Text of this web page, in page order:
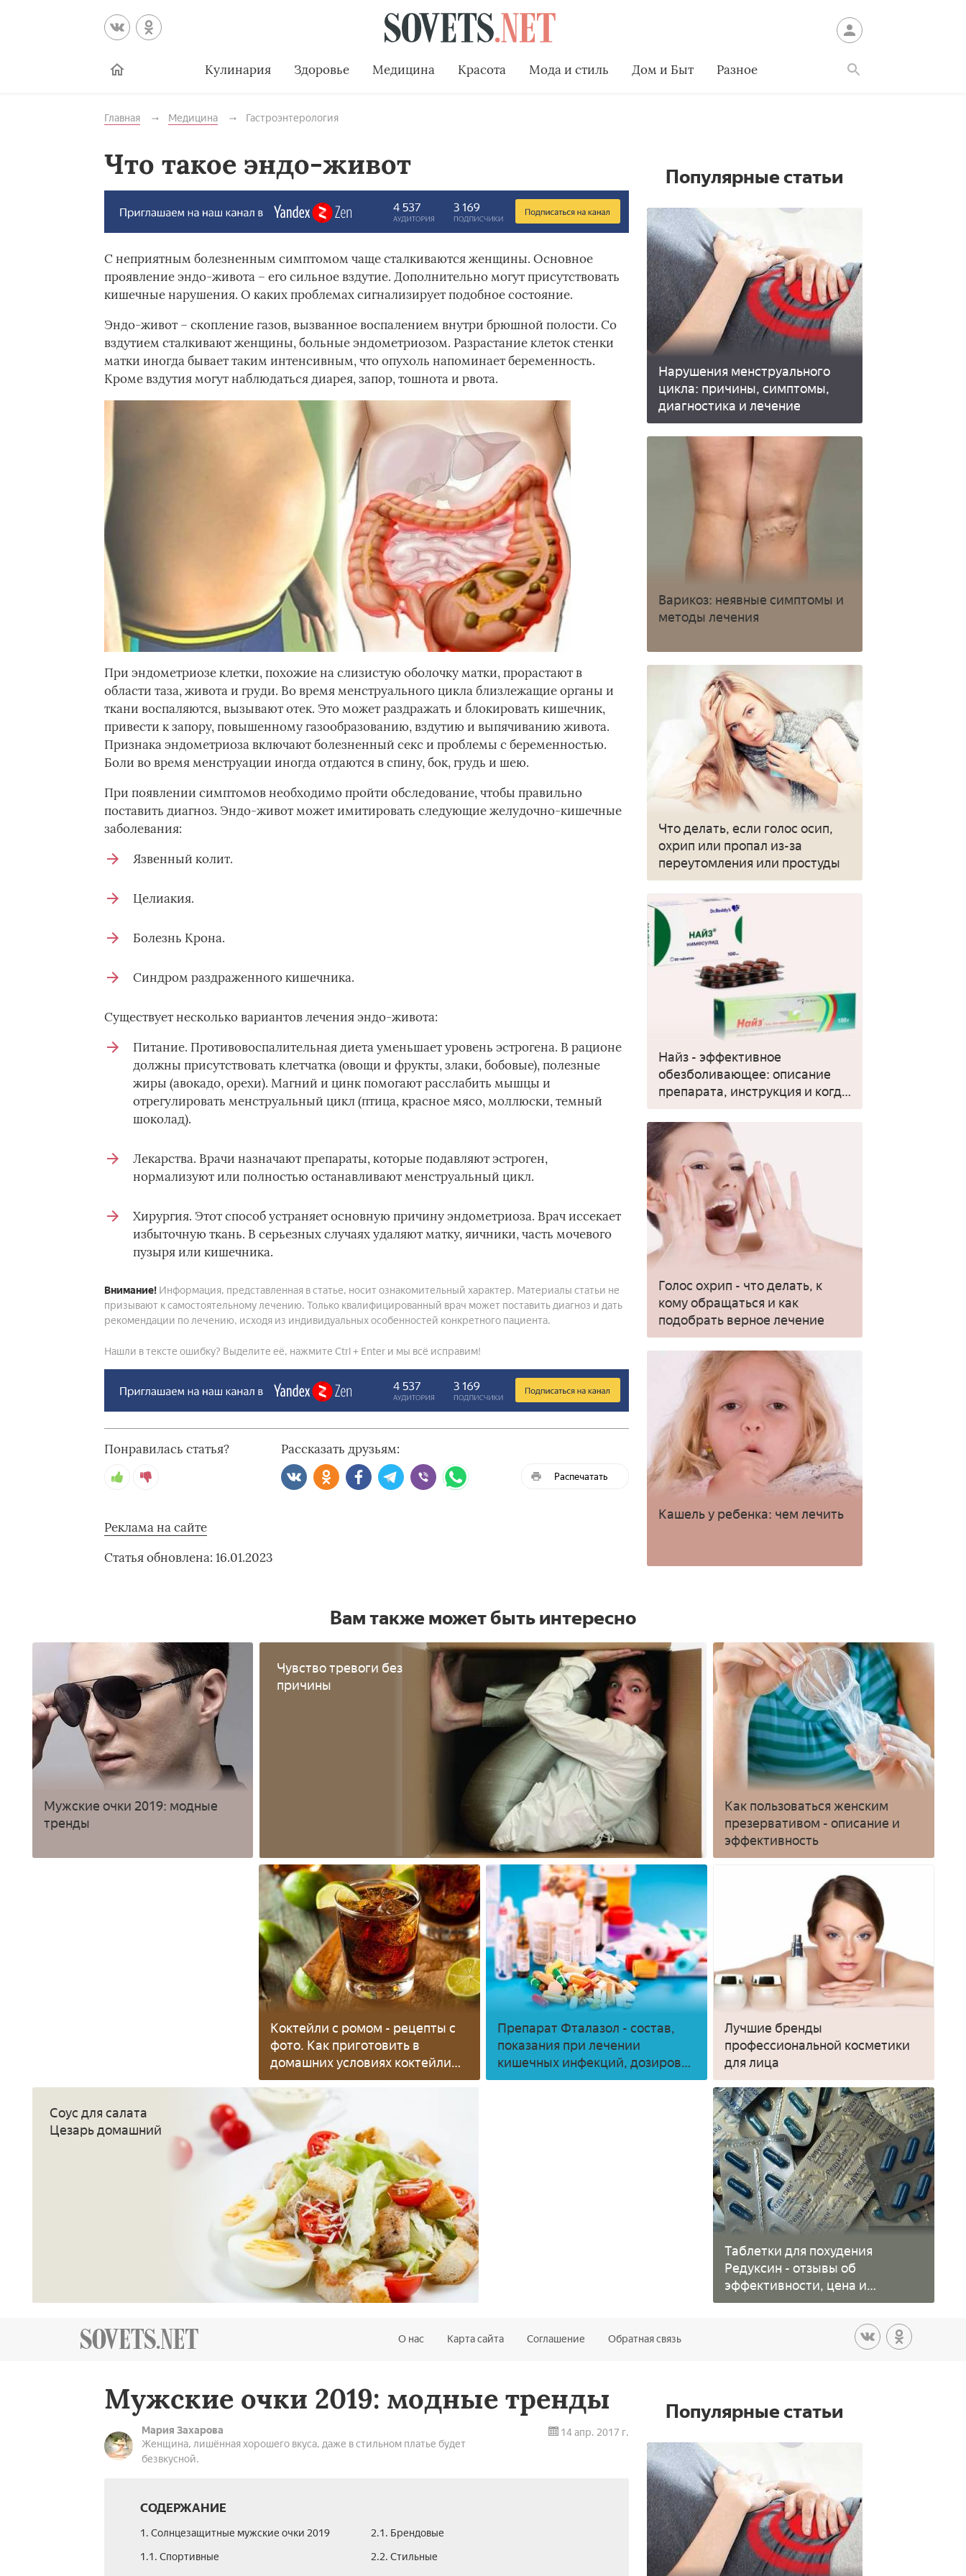
Кулинария Здоровье Медицина Красота Мода и стиль Дом и Быт Разное
Главная Медицина Гастроэнтерология
Что такое эндо-живот
С неприятным болезненным симптомом чаще сталкиваются женщины. Основное
проявление эндо-живота – его сильное вздутие. Дополнительно могут присутствовать
кишечные нарушения. О каких проблемах сигнализирует подобное состояние.
Эндо-живот – скопление газов, вызванное воспалением внутри брюшной полости. Со
вздутием сталкивают женщины, больные эндометриозом. Разрастание клеток стенки
матки иногда бывает таким интенсивным, что опухоль напоминает беременность.
Кроме вздутия могут наблюдаться диарея, запор, тошнота и рвота.
При эндометриозе клетки, похожие на слизистую оболочку матки, прорастают в
области таза, живота и груди. Во время менструального цикла близлежащие органы и
ткани воспаляются, вызывают отек. Это может раздражать и блокировать кишечник,
привести к запору, повышенному газообразованию, вздутию и выпячиванию живота.
Признака эндометриоза включают болезненный секс и проблемы с беременностью.
Боли во время менструации иногда отдаются в спину, бок, грудь и шею.
При появлении симптомов необходимо пройти обследование, чтобы правильно
поставить диагноз. Эндо-живот может имитировать следующие желудочно-кишечные
заболевания:
Язвенный колит.
Целиакия.
Болезнь Крона.
Синдром раздраженного кишечника.
Существует несколько вариантов лечения эндо-живота:
Питание. Противовоспалительная диета уменьшает уровень эстрогена. В рационе
должны присутствовать клетчатка (овощи и фрукты, злаки, бобовые), полезные
жиры (авокадо, орехи). Магний и цинк помогают расслабить мышцы и
отрегулировать менструальный цикл (птица, красное мясо, моллюски, темный
шоколад).
Лекарства. Врачи назначают препараты, которые подавляют эстроген,
нормализуют или полностью останавливают менструальный цикл.
Хирургия. Этот способ устраняет основную причину эндометриоза. Врач иссекает
избыточную ткань. В серьезных случаях удаляют матку, яичники, часть мочевого
пузыря или кишечника.
Внимание!Информация, представленная в статье, носит ознакомительный характер. Материалы статьи не
призывают к самостоятельному лечению. Только квалифицированный врач может поставить диагноз и дать
рекомендации по лечению, исходя из индивидуальных особенностей конкретного пациента.
Нашли в тексте ошибку? Выделите её, нажмите Ctrl + Enter и мы всё исправим!
Понравилась статья? Рассказать друзьям:
Распечатать
Реклама на сайте
Статья обновлена: 16.01.2023
Популярные статьи
Нарушения менструального
цикла: причины, симптомы,
диагностика и лечение
Варикоз: неявные симптомы и
методы лечения
Что делать, если голос осип,
охрип или пропал из-за
переутомления или простуды
Найз - эффективное
обезболивающее: описание
препарата, инструкция и когда
применять
Голос охрип - что делать, к
кому обращаться и как
подобрать верное лечение
Кашель у ребенка: чем лечить
Вам также может быть интересно
Мужские очки 2019: модные
тренды
Чувство тревоги без
причины
Как пользоваться женским
презервативом - описание и
эффективность
Коктейли с ромом - рецепты с
фото. Как приготовить в
домашних условиях коктейли
на основе рома
Препарат Фталазол - состав,
показания при лечении
кишечных инфекций, дозировка
для детей и взрослых, цена
Лучшие бренды
профессиональной косметики
для лица
Соус для салата
Цезарь домашний
Таблетки для похудения
Редуксин - отзывы об
эффективности, цена и
инструкция препарата
О нас Карта сайта Соглашение Обратная связь
Мужские очки 2019: модные тренды
Мария Захарова
Женщина, лишённая хорошего вкуса, даже в стильном платье будет
безвкусной.
14 апр. 2017 г.
СОДЕРЖАНИЕ
1. Солнцезащитные­ мужские очки 2019
1.1. Спортивные
2.1. Брендовые
2.2. Стильные­
Популярные статьи